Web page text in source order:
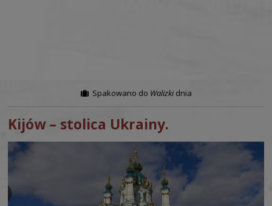
Spakowano do Walizkidnia
Kijów – stolica Ukrainy.